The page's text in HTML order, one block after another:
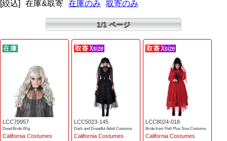
[絞込] 在庫&取寄 在庫のみ 取寄のみ
1/1 ページ
LCC70957
Dead Bride Wig
California Costumes
LCC5023-145
Dark and Dreadful Adult Costume
California Costumes
LCC8024-018
Bride from Hell Plus Size Costume
California Costumes